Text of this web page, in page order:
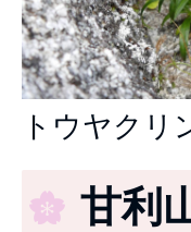
トウヤクリ
甘利